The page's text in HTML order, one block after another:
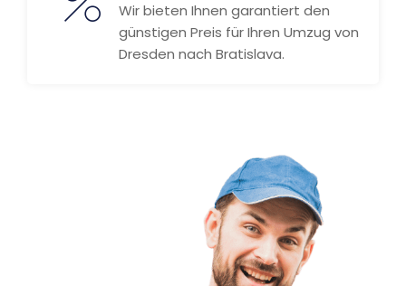
Wir bieten Ihnen garantiert den
günstigen Preis für Ihren Umzug von
Dresden nach Bratislava.